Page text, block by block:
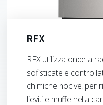
RFX
RFX utilizza onde a
sofisticate e
chimiche nocive, per
lieviti e muffe nella